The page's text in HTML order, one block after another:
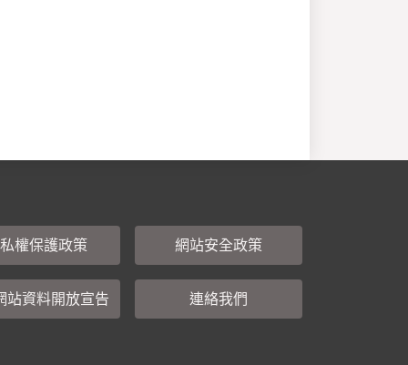
權保護政策 網站安全政策
站資料開放宣告 連絡我們